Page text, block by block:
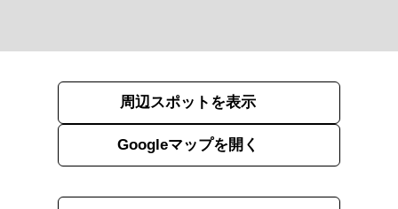
周辺スポットを表示
Googleマップを開く